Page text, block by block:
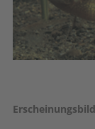
Erscheinungsbild